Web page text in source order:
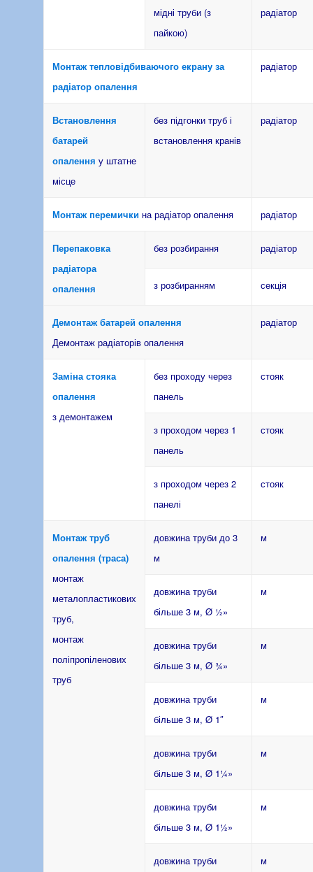
мідні труби (з
пайкою)
радіатор
Монтаж тепловідбиваючого екрану за
радіатор опалення
радіатор
Встановлення
батарей
опалення у штатне
місце
без підгонки труб і
встановлення кранів
радіатор
Монтаж перемички на радіатор опалення радіатор
Перепаковка
радіатора
опалення
без розбирання радіатор
з розбиранням секція
Демонтаж батарей опалення
Демонтаж радіаторів опалення
радіатор
Заміна стояка
опалення
з демонтажем
без проходу через
панель
стояк
з проходом через 1
панель
стояк
з проходом через 2
панелі
стояк
Монтаж труб
опалення (траса)
монтаж
металопластикових
труб,
монтаж
поліпропіленових
труб
довжина труби до 3
м
м
довжина труби
більше 3 м, Ø ½»
м
довжина труби
більше 3 м, Ø ¾»
м
довжина труби
більше 3 м, Ø 1″
м
довжина труби
більше 3 м, Ø 1¼»
м
довжина труби
більше 3 м, Ø 1½»
м
довжина труби м